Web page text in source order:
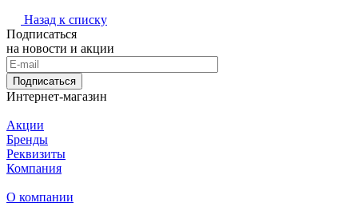
Назад к списку
Подписаться
на новости и акции
Подписаться
Интернет-магазин
Акции
Бренды
Реквизиты
Компания
О компании